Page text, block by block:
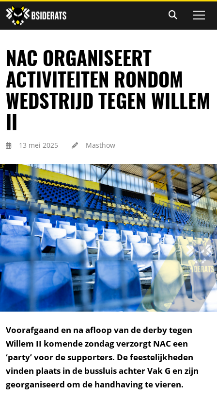
NAC ORGANISEERT
ACTIVITEITEN RONDOM
WEDSTRIJD TEGEN WILLEM
II
13 mei 2025 Masthow
Voorafgaand en na afloop van de derby tegen
Willem II komende zondag verzorgt NAC een
‘party’ voor de supporters. De feestelijkheden
vinden plaats in de bussluis achter Vak G en zijn
georganiseerd om de handhaving te vieren.